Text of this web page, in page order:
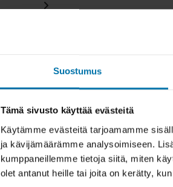
Suostumus
Tämä sivusto käyttää evästeitä
Käytämme evästeitä tarjoamamme
ja kävijämäärämme analysoimiseen.
kumppaneillemme tietoja siitä, miten
olet antanut heille tai joita on kerätty,